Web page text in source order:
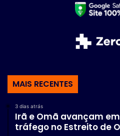
MAIS RECENTES
3 dias atrás
Irã e Omã avançam
tráfego no Estreito de